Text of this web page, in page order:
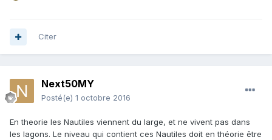
Citer
Next50MY
Posté(e) 1 octobre 2016
En theorie les Nautiles viennent du large, et ne vivent pas dans
les lagons. Le niveau qui contient ces Nautiles doit en théorie être